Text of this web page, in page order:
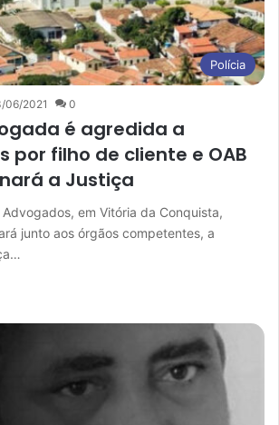
Polícia
06/2021 0
é agredida a
por filho de cliente e OAB
a Justiça
em Vitória da Conquista,
junto aos órgãos competentes, a